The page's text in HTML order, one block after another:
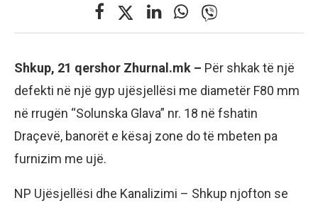
Shkup, 21 qershor Zhurnal.mk – Për shkak të një
defekti në një gyp ujësjellësi me diametër F80 mm
në rrugën “Solunska Glava” nr. 18 në fshatin
Draçevë, banorët e kësaj zone do të mbeten pa
furnizim me ujë.
NP Ujësjellësi dhe Kanalizimi – Shkup njofton se